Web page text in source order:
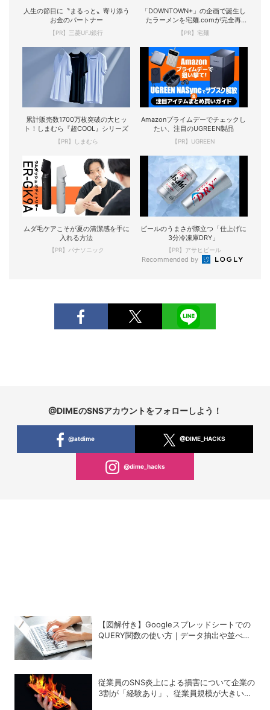
人生の節目に〝まるっと〟寄り添う
お金のパートナー
【PR】三菱UFJ銀行
「DOWNTOWN+」の企画で誕生し
たラーメンを宅麺.comが完全再
現！
【PR】宅麺
累計販売数1700万枚突破の大ヒッ
ト！しまむら『超COOL』シリーズ
【PR】しまむら
Amazonプライムデーでチェックし
たい、注目のUGREEN製品
【PR】UGREEN
ムダ毛ケアこそが夏の清潔感を手に
入れる方法
【PR】パナソニック
ビールのうまさが際立つ「仕上げに
3分冷凍庫DRY」
【PR】アサヒビール
Recommended by
@DIMEのSNSアカウントをフォローしよう！
@atdime @DIME_HACKS
@dime_hacks
【図解付き】Googleスプレッドシートでの
QUERY関数の使い方｜データ抽出や並べ替
従業員のSNS炎上による損害について企業の
3割が「経験あり」、従業員規模が大きいほ